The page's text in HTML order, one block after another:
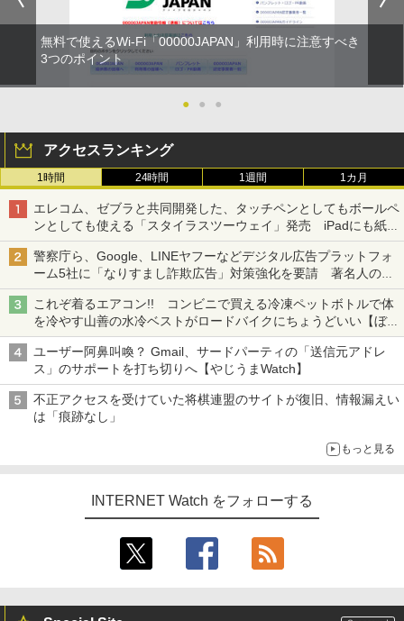
無料で使えるWi-Fi「00000JAPAN」利用時に注意すべき
3つのポイント
● ● ●
アクセスランキング
1時間 24時間 1週間 1カ月
エレコム、ゼブラと共同開発した、タッチペンとしてもボールペ
ンとしても使える「スタイラスツーウェイ」発売 iPadにも紙に
も、持ち替えずに書き込める
警察庁ら、Google、LINEヤフーなどデジタル広告プラットフォ
ーム5社に「なりすまし詐欺広告」対策強化を要請 著名人の写
真や映像を使った投資詐欺などへの対策として
これぞ着るエアコン!! コンビニで買える冷凍ペットボトルで体
を冷やす山善の水冷ベストがロードバイクにちょうどいい【ぼっ
ち・ざ・ろーど！その14】【空いた時間でなにしてる？】
ユーザー阿鼻叫喚？ Gmail、サードパーティの「送信元アドレ
ス」のサポートを打ち切りへ【やじうまWatch】
不正アクセスを受けていた将棋連盟のサイトが復旧、情報漏えい
は「痕跡なし」
もっと見る
INTERNET Watch をフォローする